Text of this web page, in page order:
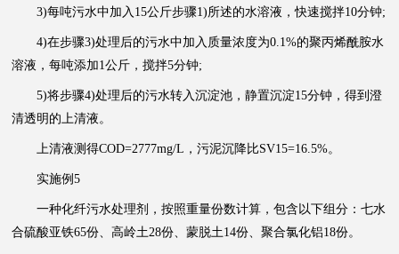
3)每吨污水中加入15公斤步骤1)所述的水溶液，快速搅拌10分钟;
4)在步骤3)处理后的污水中加入质量浓度为0.1%的聚丙烯酰胺水
溶液，每吨添加1公斤，搅拌5分钟;
5)将步骤4)处理后的污水转入沉淀池，静置沉淀15分钟，得到澄
清透明的上清液。
上清液测得COD=2777mg/L，污泥沉降比SV15=16.5%。
实施例5
一种化纤污水处理剂，按照重量份数计算，包含以下组分：七水
合硫酸亚铁65份、高岭土28份、蒙脱土14份、聚合氯化铝18份。